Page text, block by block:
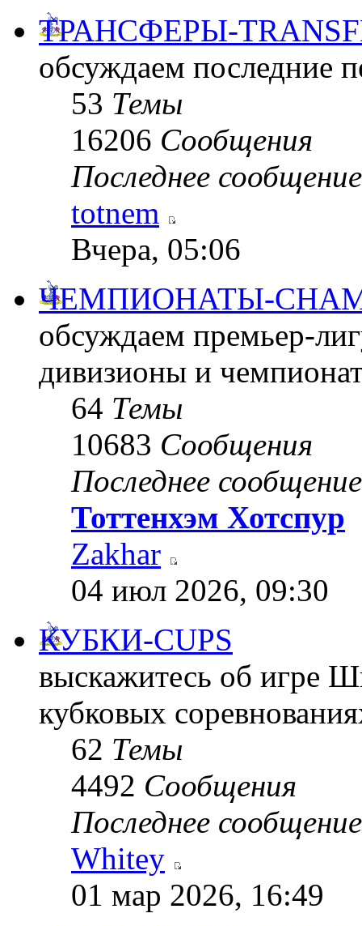
ТРАНСФЕРЫ-
обсуждаем последние
53 Темы
16206 Сообщения
Последнее сообщение
totnem
Вчера, 05:06
ЧЕМПИОНАТЫ-
обсуждаем премьер-
дивизионы и
64 Темы
10683 Сообщения
Последнее сообщение
Тоттенхэм Хотспур
Zakhar
04 июл 2026, 09:30
КУБКИ-CUPS
выскажитесь об игре
кубковых
62 Темы
4492 Сообщения
Последнее сообщение
Whitey
01 мар 2026, 16:49